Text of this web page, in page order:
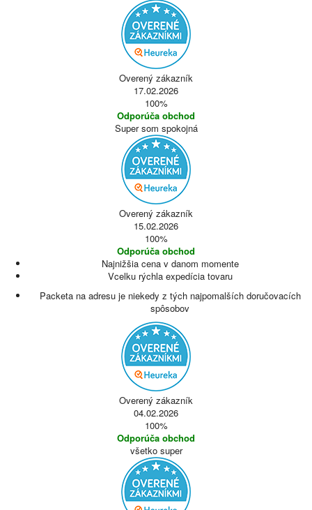
Overený zákazník
17.02.2026
100%
Odporúča obchod
Super som spokojná
Overený zákazník
15.02.2026
100%
Odporúča obchod
Najnižšia cena v danom momente
Vcelku rýchla expedícia tovaru
Packeta na adresu je niekedy z tých najpomalších doručovacích
spôsobov
Overený zákazník
04.02.2026
100%
Odporúča obchod
všetko super